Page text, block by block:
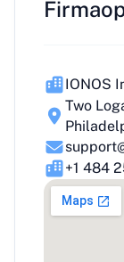
IONOS
Two
+1 484